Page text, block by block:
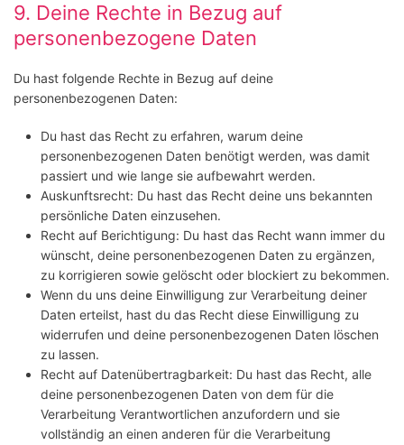
9. Deine Rechte in Bezug auf
personenbezogene Daten
Du hast folgende Rechte in Bezug auf deine
personenbezogenen Daten:
Du hast das Recht zu erfahren, warum deine
personenbezogenen Daten benötigt werden, was damit
passiert und wie lange sie aufbewahrt werden.
Auskunftsrecht: Du hast das Recht deine uns bekannten
persönliche Daten einzusehen.
Recht auf Berichtigung: Du hast das Recht wann immer du
wünscht, deine personenbezogenen Daten zu ergänzen,
zu korrigieren sowie gelöscht oder blockiert zu bekommen.
Wenn du uns deine Einwilligung zur Verarbeitung deiner
Daten erteilst, hast du das Recht diese Einwilligung zu
widerrufen und deine personenbezogenen Daten löschen
zu lassen.
Recht auf Datenübertragbarkeit: Du hast das Recht, alle
deine personenbezogenen Daten von dem für die
Verarbeitung Verantwortlichen anzufordern und sie
vollständig an einen anderen für die Verarbeitung